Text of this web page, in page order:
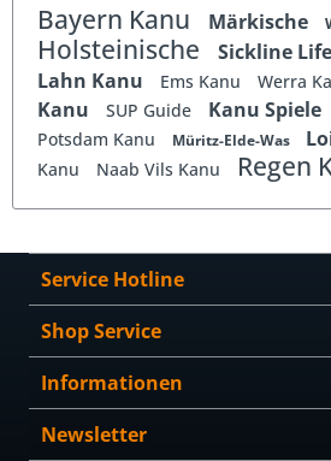
Bayern Kanu Märkische
Holsteinische Sickline
Lahn Kanu Ems Kanu Werra
Kanu
SUP Guide Kanu Spiele
Potsdam Kanu
Müritz-Elde-Was
Kanu
Naab Vils Kanu Regen
Service Hotline
Shop Service
Informationen
Newsletter